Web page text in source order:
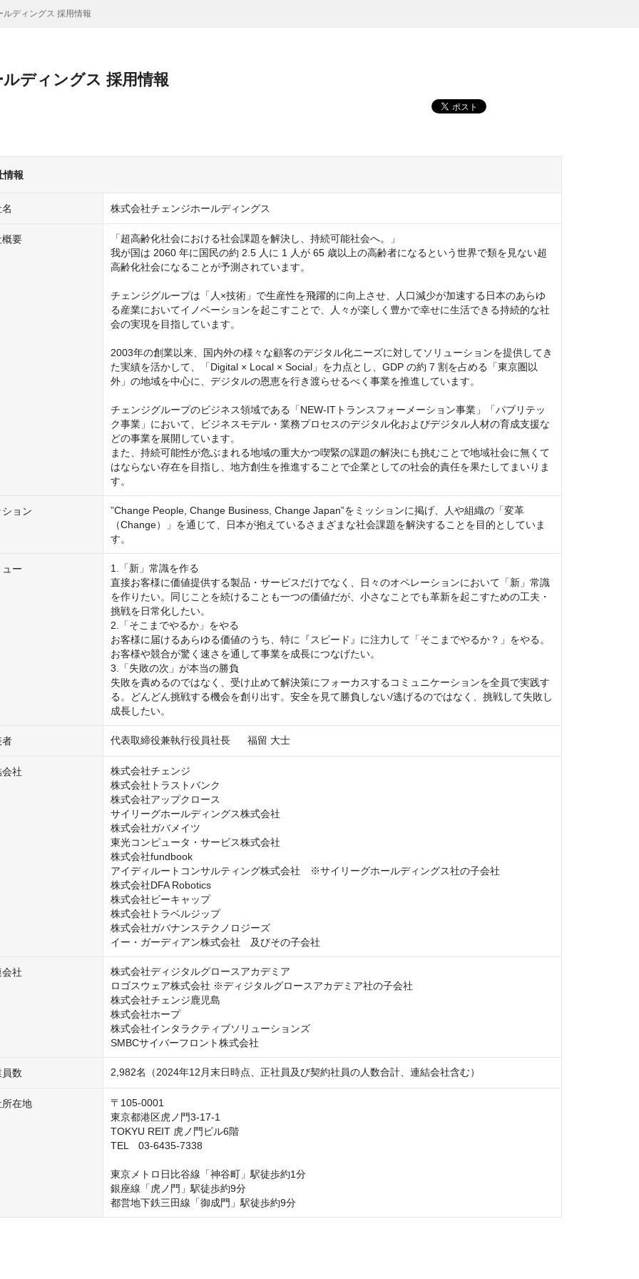
ディングス 採用情報
ディングス 採用情報
情報
株式会社チェンジホールディングス
概要
「超高齢化社会における社会課題を解決し、持続可能社会へ。」
我が国は 2060 年に国民の約 2.5 人に 1 人が 65 歳以上の高齢者になるという世界で類を見ない超
高齢化社会になることが予測されています。
チェンジグループは「人×技術」で生産性を飛躍的に向上させ、人口減少が加速する日本のあらゆ
る産業においてイノベーションを起こすことで、人々が楽しく豊かで幸せに生活できる持続的な社
会の実現を目指しています。
2003年の創業以来、国内外の様々な顧客のデジタル化ニーズに対してソリューションを提供してき
た実績を活かして、「Digital × Local × Social」を力点とし、GDP の約 7 割を占める「東京圏以
外」の地域を中心に、デジタルの恩恵を行き渡らせるべく事業を推進しています。
チェンジグループのビジネス領域である「NEW-ITトランスフォーメーション事業」「パブリテッ
ク事業」において、ビジネスモデル・業務プロセスのデジタル化およびデジタル人材の育成支援な
どの事業を展開しています。
また、持続可能性が危ぶまれる地域の重大かつ喫緊の課題の解決にも挑むことで地域社会に無くて
はならない存在を目指し、地方創生を推進することで企業としての社会的責任を果たしてまいりま
す。
ョン
”Change People, Change Business, Change Japan”をミッションに掲げ、人や組織の「変革
（Change）」を通じて、日本が抱えているさまざまな社会課題を解決することを目的としていま
す。
ー
1.「新」常識を作る
直接お客様に価値提供する製品・サービスだけでなく、日々のオペレーションにおいて「新」常識
を作りたい。同じことを続けることも一つの価値だが、小さなことでも革新を起こすための工夫・
挑戦を日常化したい。
2.「そこまでやるか」をやる
お客様に届けるあらゆる価値のうち、特に『スピード』に注力して「そこまでやるか？」をやる。
お客様や競合が驚く速さを通して事業を成長につなげたい。
3.「失敗の次」が本当の勝負
失敗を責めるのではなく、受け止めて解決策にフォーカスするコミュニケーションを全員で実践す
る。どんどん挑戦する機会を創り出す。安全を見て勝負しない/逃げるのではなく、挑戦して失敗し
成長したい。
者 代表取締役兼執行役員社長	福留 大士
社
株式会社チェンジ
株式会社トラストバンク
株式会社アップクロース
サイリーグホールディングス株式会社
株式会社ガバメイツ
東光コンピュータ・サービス株式会社
株式会社fundbook
アイディルートコンサルティング株式会社　※サイリーグホールディングス社の子会社
株式会社DFA Robotics
株式会社ビーキャップ
株式会社トラベルジップ
株式会社ガバナンステクノロジーズ
イー・ガーディアン株式会社　及びその子会社
社
株式会社ディジタルグロースアカデミア
ロゴスウェア株式会社 ※ディジタルグロースアカデミア社の子会社
株式会社チェンジ鹿児島
株式会社ホープ
株式会社インタラクティブソリューションズ
SMBCサイバーフロント株式会社
数 2,982名（2024年12月末日時点、正社員及び契約社員の人数合計、連結会社含む）
所在地
〒105-0001
東京都港区虎ノ門3-17-1
TOKYU REIT 虎ノ門ビル6階
TEL　03-6435-7338
東京メトロ日比谷線「神谷町」駅徒歩約1分
銀座線「虎ノ門」駅徒歩約9分
都営地下鉄三田線「御成門」駅徒歩約9分